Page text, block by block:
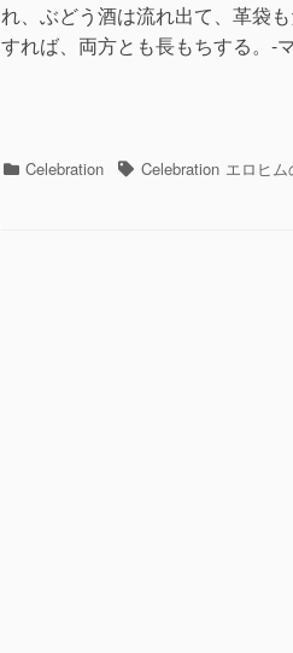
れ、ぶどう酒は流れ出て、革袋
すれば、両方とも長もちする。-
カ Celebration
タ Celebration エロヒム